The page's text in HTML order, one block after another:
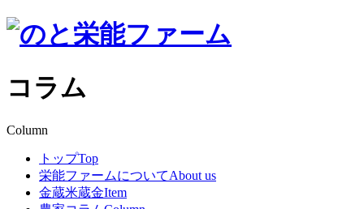
コラム
Column
トップTop
栄能ファームについてAbout us
金蔵米蔵金Item